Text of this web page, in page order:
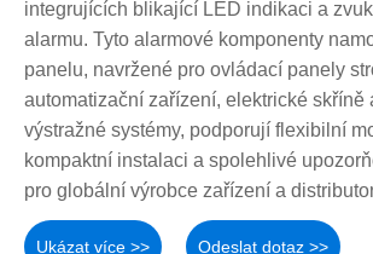
integrujících blikající LED indikaci a
alarmu. Tyto alarmové komponenty
panelu, navržené pro ovládací panely
automatizační zařízení, elektrické skříně
výstražné systémy, podporují flexibilní
kompaktní instalaci a spolehlivé
pro globální výrobce zařízení a
Ukázat více >> Odeslat dotaz >>